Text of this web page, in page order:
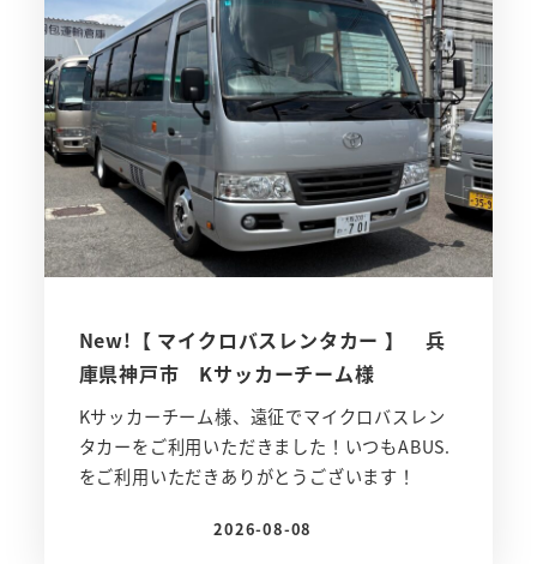
New!【 マイクロバスレンタカー 】 兵
庫県神戸市 Kサッカーチーム様
Kサッカーチーム様、遠征でマイクロバスレン
タカーをご利用いただきました！いつもABUS.
をご利用いただきありがとうございます！
投稿日
2026-08-08